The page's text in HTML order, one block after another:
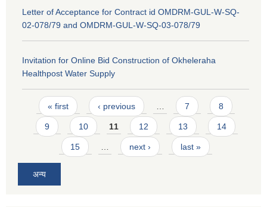
Letter of Acceptance for Contract id OMDRM-GUL-W-SQ-
02-078/79 and OMDRM-GUL-W-SQ-03-078/79
Invitation for Online Bid Construction of Okheleraha
Healthpost Water Supply
Pages
« first ‹ previous 7 8
9 10 11 12 13 14
15 next › last »
अन्य